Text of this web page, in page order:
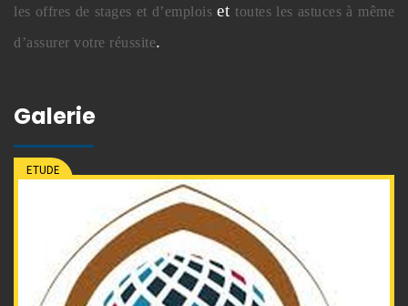
les offres de stages et d’emploisettoutes les astuces à même
d’assurer votre réussite.
Galerie